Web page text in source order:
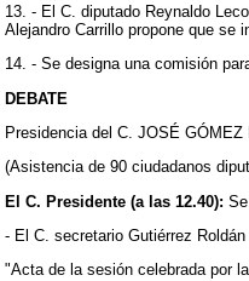
13. - El C. diputado Reynaldo
Alejandro Carrillo propone que se
14. - Se designa una comisión
DEBATE
Presidencia del C. JOSÉ GÓMEZ
(Asistencia de 90 ciudadanos
El C. Presidente (a las 12.40):
- El C. secretario Gutiérrez
"Acta de la sesión celebrada por